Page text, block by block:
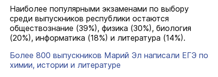
Наиболее популярными экзаменами по выбору
среди выпускников республики остаются
обществознание (39%), физика (30%), биология
(20%), информатика (18%) и литература (14%).
Более 800 выпускников Марий Эл написали ЕГЭ по
химии, истории и литературе